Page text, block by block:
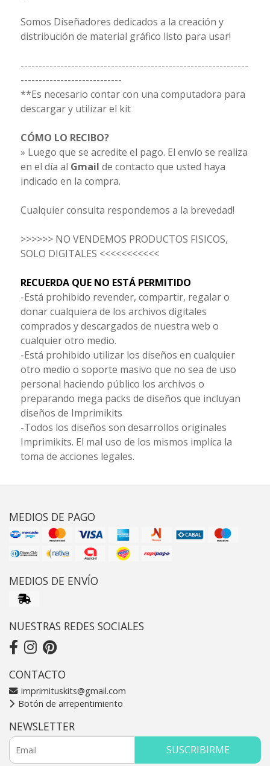
Somos Diseñadores dedicados a la creación y
distribución de material gráfico listo para usar!
---------------------------------------------------------------
----------------------------
**Es necesario contar con una computadora para
descargar y utilizar el kit
CÓMO LO RECIBO?
» Luego que se acredite el pago. El envío se realiza
en el día al Gmail de contacto que usted haya
indicado en la compra.
Cualquier consulta respondemos a la brevedad!
>>>>>> NO VENDEMOS PRODUCTOS FISICOS,
SOLO DIGITALES <<<<<<<<<<<
RECUERDA QUE NO ESTÁ PERMITIDO
-Está prohibido revender, compartir, regalar o
donar cualquiera de los archivos digitales
comprados y descargados de nuestra web o
cualquier otro medio.
-Está prohibido utilizar los diseños en cualquier
otro medio o soporte masivo que no sea de uso
personal haciendo público los archivos o
preparando mega packs de diseños que incluyan
diseños de Imprimikits
-Todos los diseños son desarrollos originales
Imprimikits. El mal uso de los mismos implica la
toma de acciones legales.
MEDIOS DE PAGO
MEDIOS DE ENVÍO
NUESTRAS REDES SOCIALES
CONTACTO
imprimituskits@gmail.com
Botón de arrepentimiento
NEWSLETTER
SUSCRIBIRME